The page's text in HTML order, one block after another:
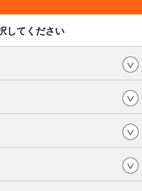
してください